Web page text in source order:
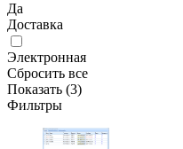
Да
Доставка
Электронная
Сбросить все
Показать (3)
Фильтры